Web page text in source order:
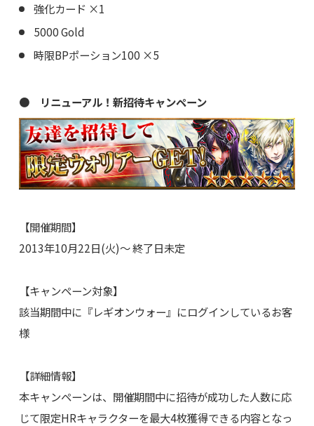
強化カード ×1
5000 Gold
時限BPポーション100 ×5
● リニューアル！新招待キャンペーン
【開催期間】
2013年10月22日(火)～ 終了日未定
【キャンペーン対象】
該当期間中に『レギオンウォー』にログインしているお客
様
【詳細情報】
本キャンペーンは、開催期間中に招待が成功した人数に応
じて限定HRキャラクターを最大4枚獲得できる内容となっ